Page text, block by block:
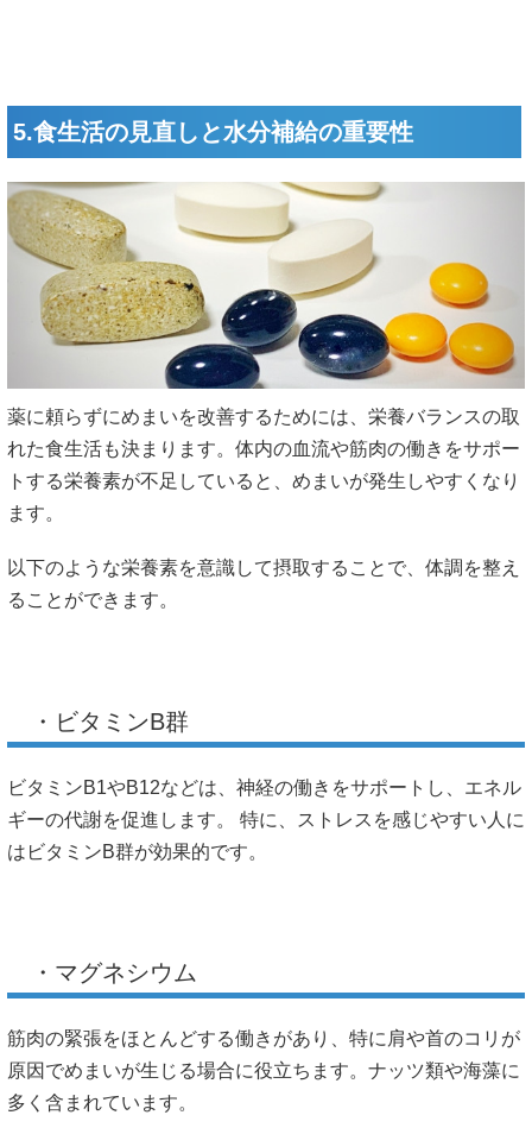
5.食生活の見直しと水分補給の重要性
薬に頼らずにめまいを改善するためには、栄養バランスの取
れた食生活も決まります。体内の血流や筋肉の働きをサポー
トする栄養素が不足していると、めまいが発生しやすくなり
ます。
以下のような栄養素を意識して摂取することで、体調を整え
ることができます。
・ビタミンB群
ビタミンB1やB12などは、神経の働きをサポートし、エネル
ギーの代謝を促進します。 特に、ストレスを感じやすい人に
はビタミンB群が効果的です。
・マグネシウム
筋肉の緊張をほとんどする働きがあり、特に肩や首のコリが
原因でめまいが生じる場合に役立ちます。ナッツ類や海藻に
多く含まれています。